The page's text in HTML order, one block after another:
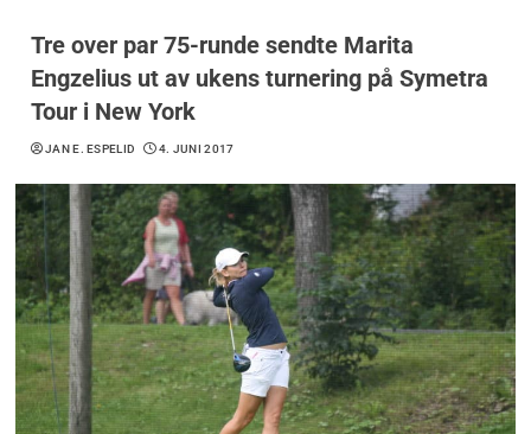
Tre over par 75-runde sendte Marita
Engzelius ut av ukens turnering på Symetra
Tour i New York
JAN E. ESPELID 4. JUNI 2017